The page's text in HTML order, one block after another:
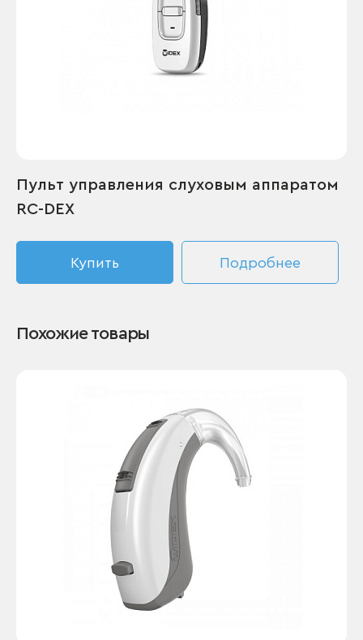
Пульт управления слуховым аппаратом
RC-DEX
Купить Подробнее
Похожие товары